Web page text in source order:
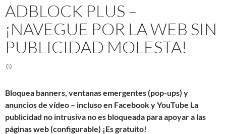
ADBLOCK PLUS –
¡NAVEGUE POR LA WEB SIN
PUBLICIDAD MOLESTA!
Bloquea banners, ventanas emergentes (pop-ups) y
anuncios de vídeo – incluso en Facebook y YouTube La
publicidad no intrusiva no es bloqueada para apoyar a las
páginas web (configurable) ¡Es gratuito!